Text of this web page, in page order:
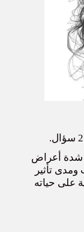
شدة أعراض
تأثير
على حياته